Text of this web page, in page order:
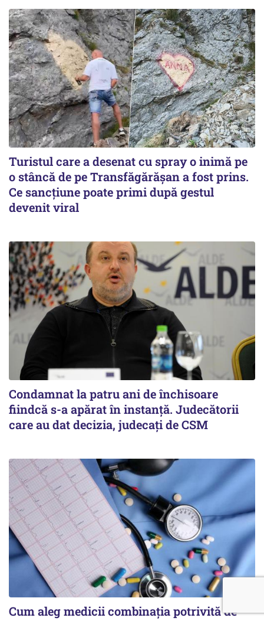
Turistul care a desenat cu spray o inimă pe
o stâncă de pe Transfăgărășan a fost prins.
Ce sancțiune poate primi după gestul
devenit viral
Condamnat la patru ani de închisoare
fiindcă s-a apărat în instanță. Judecătorii
care au dat decizia, judecați de CSM
Cum aleg medicii combinația potrivită de